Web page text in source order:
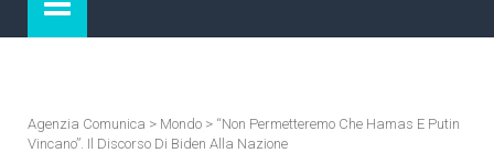
Agenzia Comunica > Mondo > “Non Permetteremo Che Hamas E Putin
Vincano”. Il Discorso Di Biden Alla Nazione